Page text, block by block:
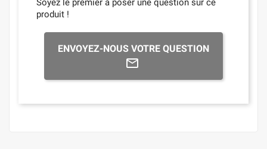
Soyez le premier à poser une question sur ce
produit !
ENVOYEZ-NOUS VOTRE QUESTION